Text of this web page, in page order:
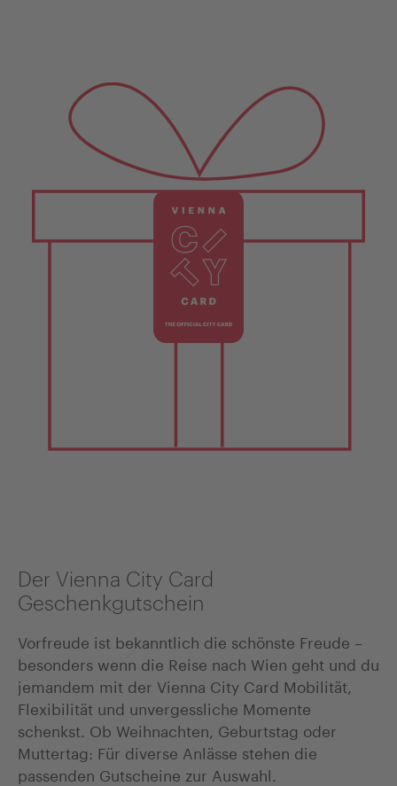
Der Vienna City Card
Geschenkgutschein
Vorfreude ist bekanntlich die schönste Freude –
besonders wenn die Reise nach Wien geht und du
jemandem mit der Vienna City Card Mobilität,
Flexibilität und unvergessliche Momente
schenkst. Ob Weihnachten, Geburtstag oder
Muttertag: Für diverse Anlässe stehen die
passenden Gutscheine zur Auswahl.